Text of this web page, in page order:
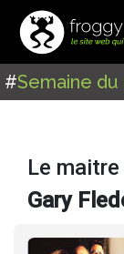
#Semaine
Le
Gary